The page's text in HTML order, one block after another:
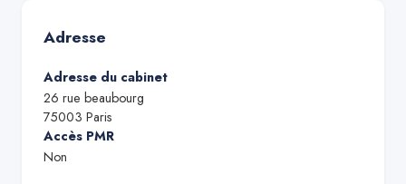
Adresse
Adresse du cabinet
26 rue beaubourg
75003 Paris
Accès PMR
Non